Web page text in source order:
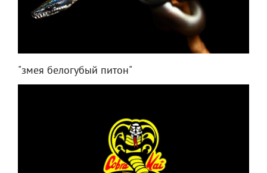
"змея белогубый питон"